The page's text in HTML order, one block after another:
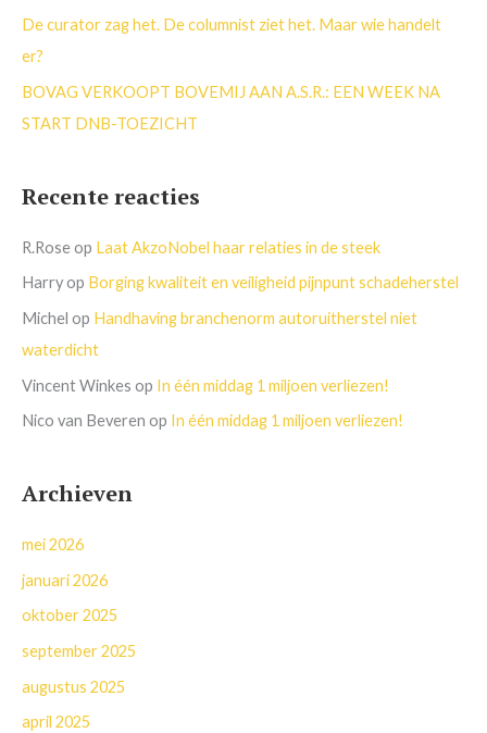
De curator zag het. De columnist ziet het. Maar wie handelt
er?
BOVAG VERKOOPT BOVEMIJ AAN A.S.R.: EEN WEEK NA
START DNB-TOEZICHT
Recente reacties
R.Roseop Laat AkzoNobel haar relaties in de steek
Harryop Borging kwaliteit en veiligheid pijnpunt schadeherstel
Michel op Handhaving branchenorm autoruitherstel niet
waterdicht
Vincent Winkes op In één middag 1 miljoen verliezen!
Nico van Beveren op In één middag 1 miljoen verliezen!
Archieven
mei 2026
januari 2026
oktober 2025
september 2025
augustus 2025
april 2025